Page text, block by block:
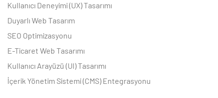
Kullanıcı Deneyimi (UX) Tasarımı
Duyarlı Web Tasarım
SEO Optimizasyonu
E-Ticaret Web Tasarımı
Kullanıcı Arayüzü (UI) Tasarımı
İçerik Yönetim Sistemi (CMS) Entegrasyonu